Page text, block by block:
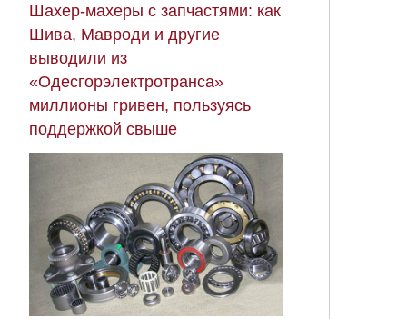
Шахер-махеры с запчастями: как
Шива, Мавроди и другие
выводили из
«Одесгорэлектротранса»
миллионы гривен, пользуясь
поддержкой свыше